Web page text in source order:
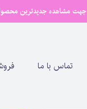
جهت مشاهده جدیدترین
تماس با ما